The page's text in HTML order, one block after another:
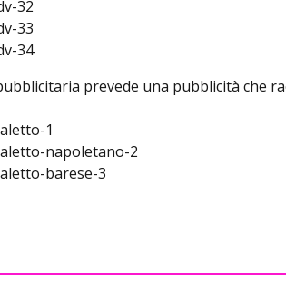
prevede una pubblicità che